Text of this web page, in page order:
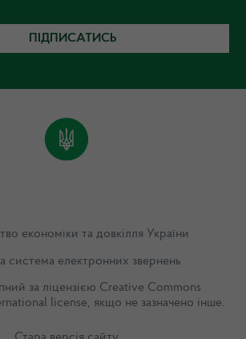
ПІДПИСАТИСЬ
економіки та довкілля України
система електронних звернень
за ліцензією Creative Commons
license, якщо не зазначено інше.